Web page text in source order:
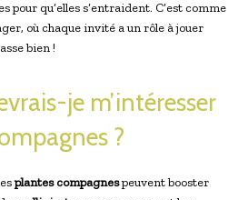
pour qu’elles s’entraident. C’est comme
où chaque invité a un rôle à jouer
bien !
je m’intéresser
?
plantes compagnespeuvent booster